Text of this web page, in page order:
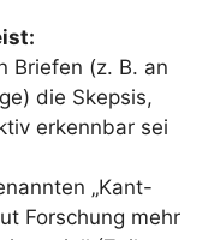
Briefen (z. B. an
die Skepsis,
erkennbar sei
„Kant-
Forschung mehr